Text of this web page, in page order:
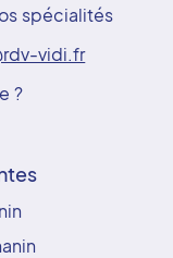
spécialités
vidi.fr
?